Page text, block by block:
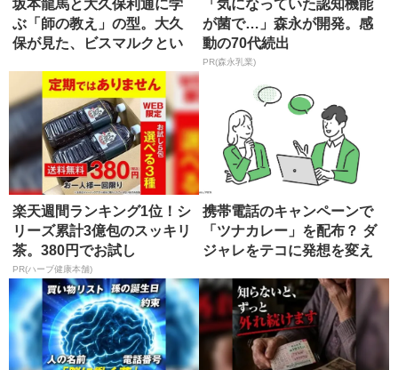
坂本龍馬と大久保利通に学
ぶ「師の教え」の型。大久
保が見た、ビスマルクとい
「気になっていた認知機能
が菌で…」森永が開発。感
動の70代続出
PR(森永乳業)
楽天週間ランキング1位！シ
リーズ累計3億包のスッキリ
茶。380円でお試し
PR(ハーブ健康本舗)
携帯電話のキャンペーンで
「ツナカレー」を配布？ ダ
ジャレをテコに発想を変え